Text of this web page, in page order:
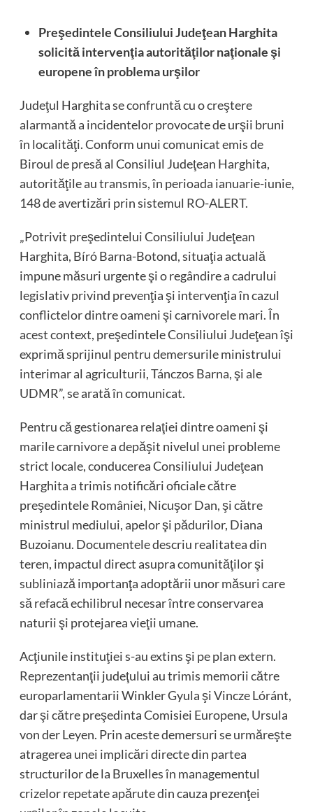
Preşedintele Consiliului Judeţean Harghita
solicită intervenţia autorităţilor naţionale şi
europene în problema urşilor
Judeţul Harghita se confruntă cu o creştere
alarmantă a incidentelor provocate de urşii bruni
în localităţi. Conform unui comunicat emis de
Biroul de presă al Consiliul Judeţean Harghita,
autorităţile au transmis, în perioada ianuarie-iunie,
148 de avertizări prin sistemul RO-ALERT.
„Potrivit preşedintelui Consiliului Judeţean
Harghita, Bíró Barna-Botond, situaţia actuală
impune măsuri urgente şi o regândire a cadrului
legislativ privind prevenţia şi intervenţia în cazul
conflictelor dintre oameni şi carnivorele mari. În
acest context, preşedintele Consiliului Judeţean îşi
exprimă sprijinul pentru demersurile ministrului
interimar al agriculturii, Tánczos Barna, şi ale
UDMR”, se arată în comunicat.
Pentru că gestionarea relaţiei dintre oameni şi
marile carnivore a depăşit nivelul unei probleme
strict locale, conducerea Consiliului Judeţean
Harghita a trimis notificări oficiale către
preşedintele României, Nicuşor Dan, şi către
ministrul mediului, apelor şi pădurilor, Diana
Buzoianu. Documentele descriu realitatea din
teren, impactul direct asupra comunităţilor şi
subliniază importanţa adoptării unor măsuri care
să refacă echilibrul necesar între conservarea
naturii şi protejarea vieţii umane.
Acţiunile instituţiei s-au extins şi pe plan extern.
Reprezentanţii judeţului au trimis memorii către
europarlamentarii Winkler Gyula şi Vincze Lóránt,
dar şi către preşedinta Comisiei Europene, Ursula
von der Leyen. Prin aceste demersuri se urmăreşte
atragerea unei implicări directe din partea
structurilor de la Bruxelles în managementul
crizelor repetate apărute din cauza prezenţei